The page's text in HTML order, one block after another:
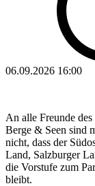
06.09.2026 16:00
An alle Freunde des
Berge & Seen sind
nicht, dass der
Land, Salzburger
die Vorstufe zum
bleibt.